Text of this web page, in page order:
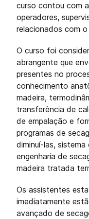
curso contou com
operadores,
relacionados com
O curso foi
abrangente que
presentes no
conhecimento
madeira,
transferência de
de empalação e
programas de
diminuí-las,
engenharia de
madeira tratada
Os assistentes
imediatamente
avançado de